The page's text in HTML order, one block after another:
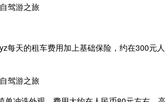
每天的租车费用加上基础保险，约在300元